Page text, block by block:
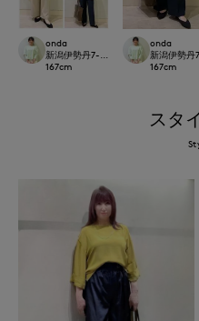
onda
新潟伊勢丹7-IDconcept.
167cm
onda
新潟伊勢丹
167cm
スタ